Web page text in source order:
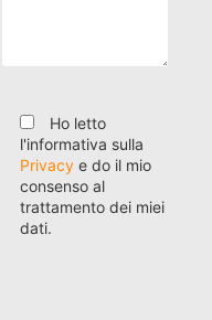
Ho letto
l'informativa sulla
Privacy e do il mio
consenso al
trattamento dei miei
dati.